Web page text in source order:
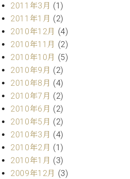
ス
(調
律)
調
律
師
介
調
律
料
金
お
問
い
2011年3月 (1)
2011年1月 (2)
2010年12月 (4)
2010年11月 (2)
2010年10月 (5)
2010年9月 (2)
2010年8月 (4)
2010年7月 (2)
2010年6月 (2)
2010年5月 (2)
2010年3月 (4)
2010年2月 (1)
2010年1月 (3)
2009年12月 (3)